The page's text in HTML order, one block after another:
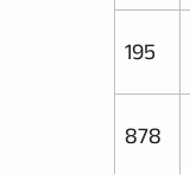
195
878